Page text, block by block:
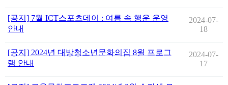
[공지] 7월 ICT스포츠데이 : 여름 속 행운 운영
안내
2024-07-
18
[공지] 2024년 대방청소년문화의집 8월 프로그
램 안내
2024-07-
17